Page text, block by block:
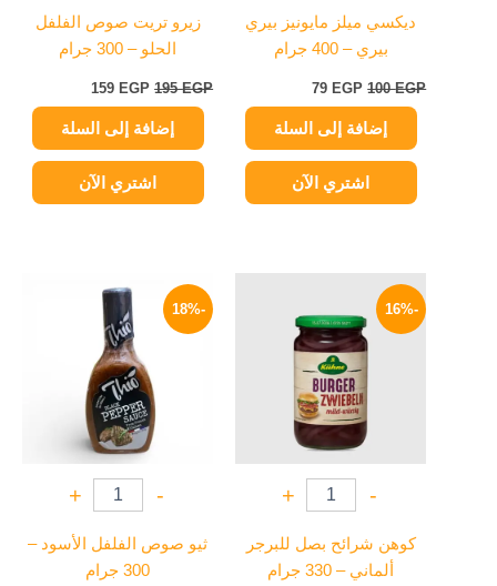
ديكسي ميلز مايونيز بيري
بيري – 400 جرام
100EGP
79 EGP
إضافة إلى السلة
اشتري الآن
زيرو تريت صوص الفلفل
الحلو – 300 جرام
195EGP
159 EGP
إضافة إلى السلة
اشتري الآن
-16%
-
+
كوهن شرائح بصل للبرجر
ألماني – 330 جرام
هو:
200 EGP.
هو:
169 EGP.
-18%
-
+
ثيو صوص الفلفل الأسود –
300 جرام
الأصلي
الحالي
هو:
45 EGP.